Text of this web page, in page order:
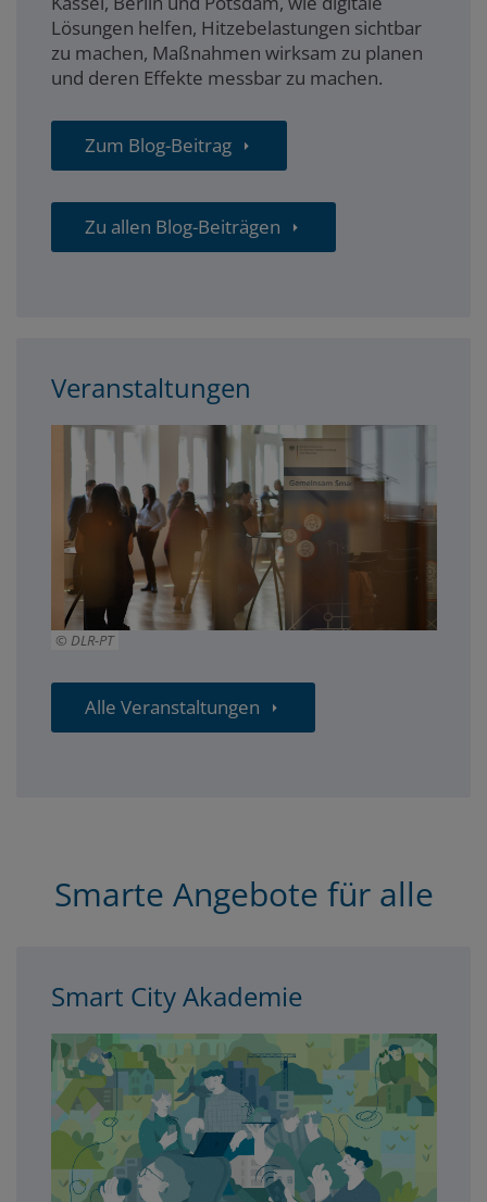
Lösungen helfen, Hitzebelastungen sichtbar
zu machen, Maßnahmen wirksam zu planen
und deren Effekte messbar zu machen.
Zum Blog-Beitrag
Zu allen Blog-Beiträgen
Veranstaltungen
DLR-PT
Alle Veranstaltungen
Smarte Angebote für alle
Smart City Akademie